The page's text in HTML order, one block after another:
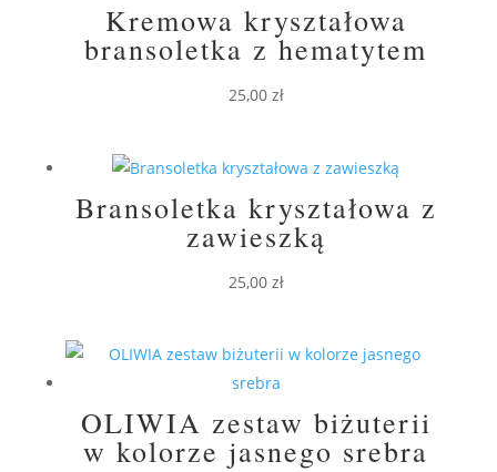
Kremowa kryształowa
bransoletka z hematytem
25,00 zł
Bransoletka kryształowa z
zawieszką
25,00 zł
OLIWIA zestaw biżuterii
w kolorze jasnego srebra